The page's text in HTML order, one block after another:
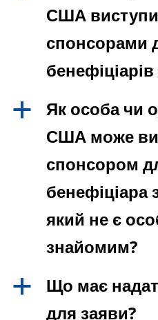
США
спонсорами
a
Як особа чи
США може
спонсором
бенефіціара
який не є
знайомим?
a
Що має
для заяви?